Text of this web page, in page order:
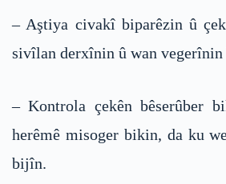
– Aştiya civakî biparêzin û
sivîlan derxînin û wan vegerînin
– Kontrola çekên bêserûber
herêmê misoger bikin, da ku
bijîn.